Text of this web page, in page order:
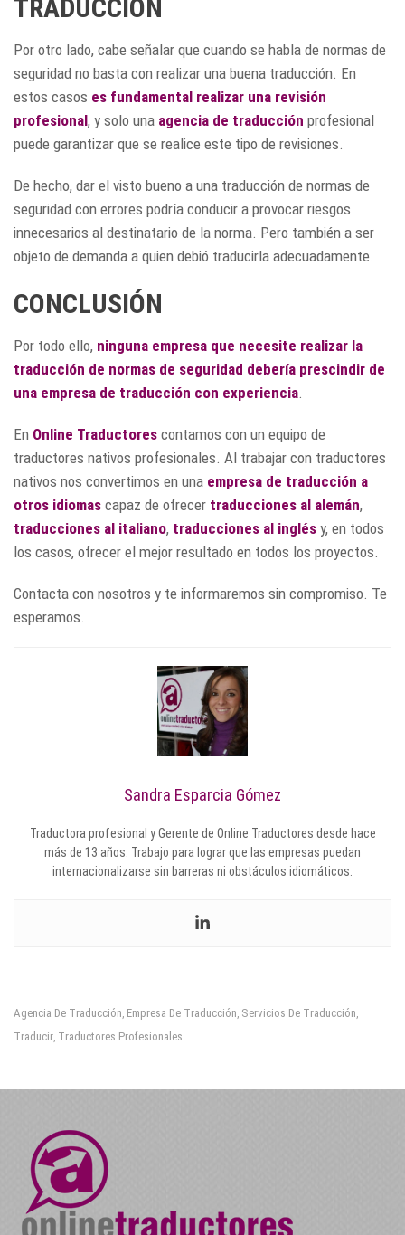
TRADUCCIÓN
Por otro lado, cabe señalar que cuando se habla de normas de
seguridad no basta con realizar una buena traducción. En
estos casos es fundamental realizar una revisión
profesional, y solo una agencia de traducción profesional
puede garantizar que se realice este tipo de revisiones.
De hecho, dar el visto bueno a una traducción de normas de
seguridad con errores podría conducir a provocar riesgos
innecesarios al destinatario de la norma. Pero también a ser
objeto de demanda a quien debió traducirla adecuadamente.
CONCLUSIÓN
Por todo ello, ninguna empresa que necesite realizar la
traducción de normas de seguridad debería prescindir de
una empresa de traducción con experiencia
En Online Traductores contamos con un equipo de
traductores nativos profesionales. Al trabajar con traductores
nativos nos convertimos en una empresa de traducción a
otros idiomas capaz de ofrecer traducciones al alemán,
traducciones al italiano, traducciones al inglés y, en todos
los casos, ofrecer el mejor resultado en todos los proyectos.
Contacta con nosotros y te informaremos sin compromiso. Te
esperamos.
Sandra Esparcia Gómez
Traductora profesional y Gerente de Online Traductores desde hace
más de 13 años. Trabajo para lograr que las empresas puedan
internacionalizarse sin barreras ni obstáculos idiomáticos.
Agencia De Traducción Empresa De Traducción Servicios De Traducción
Traducir Traductores Profesionales